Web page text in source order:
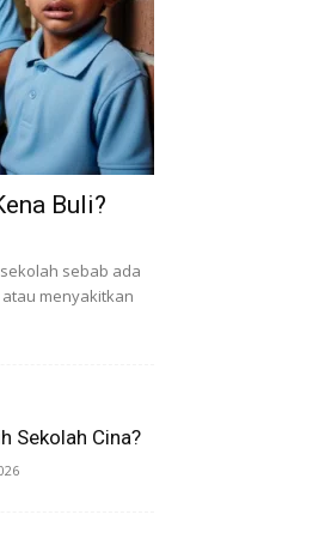
Buli?
sebab ada
menyakitkan
Sekolah Cina?